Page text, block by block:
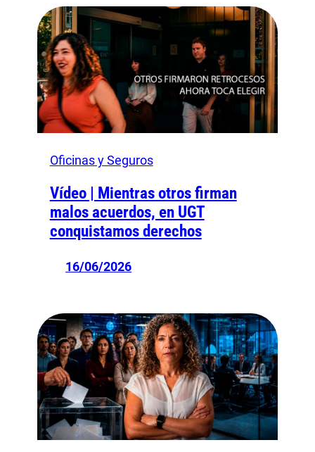
Oficinas y Seguros
Vídeo | Mientras otros firman
malos acuerdos, en UGT
conquistamos derechos
16/06/2026